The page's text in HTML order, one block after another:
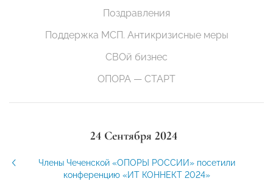
Поздравления
Поддержка МСП. Антикризисные меры
СВОй бизнес
ОПОРА — СТАРТ
24 Сентября 2024
Члены Чеченской «ОПОРЫ РОССИИ» посетили
конференцию «ИТ КОННЕКТ 2024»